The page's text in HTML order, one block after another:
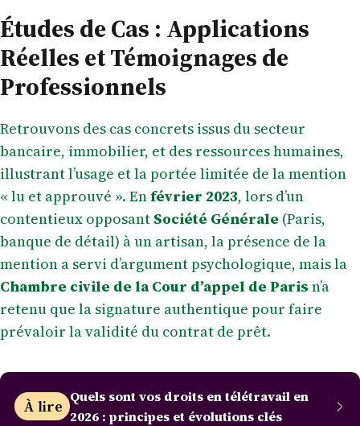
Études de Cas : Applications
Réelles et Témoignages de
Professionnels
Retrouvons des cas concrets issus du secteur
bancaire, immobilier, et des ressources humaines,
illustrant l’usage et la portée limitée de la mention
« lu et approuvé ». Enfévrier 2023, lors d’un
contentieux opposant Société Générale (Paris,
banque de détail) à un artisan, la présence de la
mention a servi d’argument psychologique, mais la
Chambre civile de la Cour d’appel de Paris n’a
retenu que la signature authentique pour faire
prévaloir la validité du contrat de prêt.
À lire Quels sont vos droits en télétravail en
2026 : principes et évolutions clés